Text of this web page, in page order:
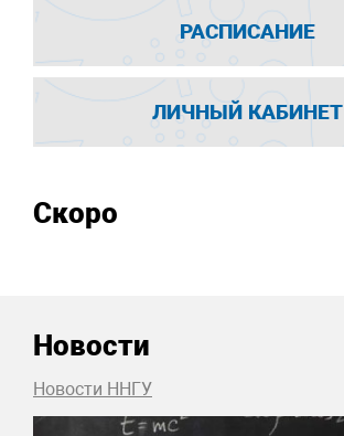
РАСПИСАНИЕ
ЛИЧНЫЙ КАБИНЕТ
Скоро
Новости
Новости ННГУ